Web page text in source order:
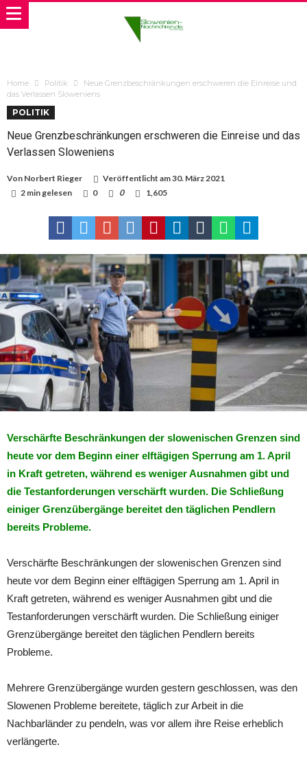
Home Politik
Neue Grenzbeschränkungen erschweren die Einreise und
das Verlassen Sloweniens
POLITIK
Neue Grenzbeschränkungen erschweren die Einreise und das
Verlassen Sloweniens
Von Norbert Rieger Veröffentlicht am30. März 2021
2 min gelesen
0 0 1,605
Verschärfte Beschränkungen der slowenischen Grenzen sind
heute vor dem Beginn einer elftägigen Sperrung am 1. April
in Kraft getreten, während es weniger Ausnahmen gibt und
die Testanforderungen verschärft wurden. Die Schließung
einiger Grenzübergänge bereitet den täglichen Pendlern
bereits Probleme.
Verschärfte Beschränkungen der slowenischen Grenzen sind
heute vor dem Beginn einer elftägigen Sperrung am 1. April in
Kraft getreten, während es weniger Ausnahmen gibt und die
Testanforderungen verschärft wurden. Die Schließung einiger
Grenzübergänge bereitet den täglichen Pendlern bereits
Probleme.
Mehrere Grenzübergänge wurden gestern geschlossen, was den
Slowenen Probleme bereitete, täglich zur Arbeit in die
Nachbarländer zu pendeln, was vor allem ihre Reise erheblich
verlängerte.